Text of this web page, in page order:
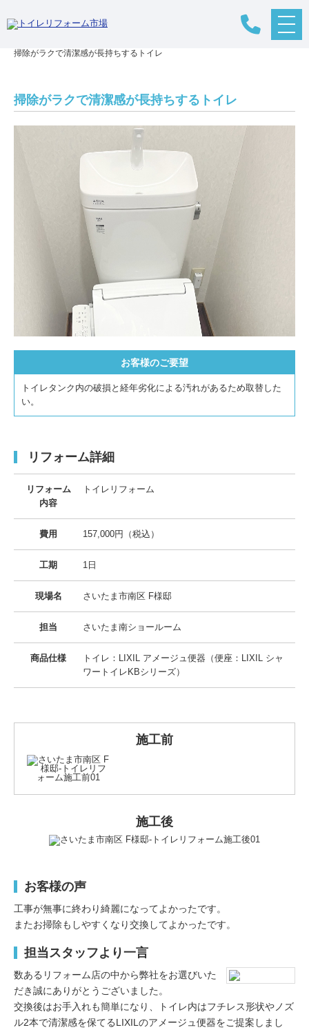
メ
ニ
>
掃除がラクで清潔感が長持ちするトイレ
掃除がラクで清潔感が長持ちするトイレ
お客様のご要望
トイレタンク内の破損と経年劣化による汚れがあるため取替した
い。
リフォーム詳細
リフォーム
内容
トイレリフォーム
費用 157,000円（税込）
工期 1日
現場名 さいたま市南区 F様邸
担当 さいたま南ショールーム
商品仕様
トイレ：LIXIL アメージュ便器（便座：LIXIL シャ
ワートイレKBシリーズ）
施工前
施工後
お客様の声
工事が無事に終わり綺麗になってよかったです。
またお掃除もしやすくなり交換してよかったです。
担当スタッフより一言
数あるリフォーム店の中から弊社をお選びいた
だき誠にありがとうございました。
交換後はお手入れも簡単になり、トイレ内はフチレス形状やノズ
ル2本で清潔感を保てるLIXILのアメージュ便器をご提案しまし